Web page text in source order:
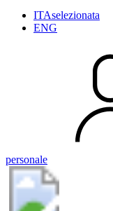
ITAselezionata
ENG
personale